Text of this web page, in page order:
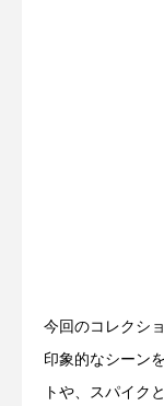
今回のコレクシ
印象的なシーン
トや、スパイク